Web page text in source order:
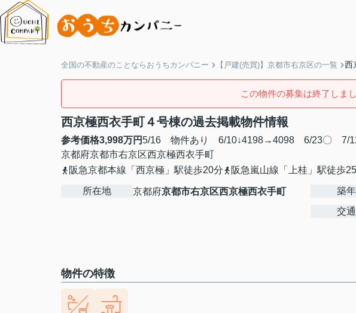
全国の不動産のことならおうちカンパニー 【戸建(売買)】京都市右京区の一覧 西
この物件の募集は終了しまし
西京極西衣手町４号棟の過去掲載物件情報
参考価格3,998万円5/16 物件あり 6/10↓4198→4098 6/23〇 7/
京都府京都市右京区西京極西衣手町
阪急京都本線「西京極」駅徒歩20分
阪急嵐山線「上桂」駅徒歩
所在地 京都府京都市右京区西京極西衣手町 築年
交通
物件の特徴